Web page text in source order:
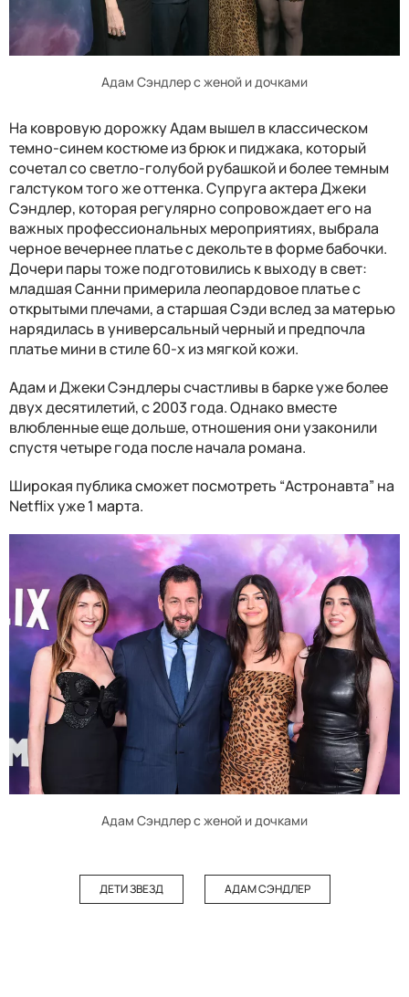
Адам Сэндлер с женой и дочками
На ковровую дорожку Адам вышел в классическом
темно-синем костюме из брюк и пиджака, который
сочетал со светло-голубой рубашкой и более темным
галстуком того же оттенка. Супруга актера Джеки
Сэндлер, которая регулярно сопровождает его на
важных профессиональных мероприятиях, выбрала
черное вечернее платье с декольте в форме бабочки.
Дочери пары тоже подготовились к выходу в свет:
младшая Санни примерила леопардовое платье с
открытыми плечами, а старшая Сэди вслед за матерью
нарядилась в универсальный черный и предпочла
платье мини в стиле 60-х из мягкой кожи.
Адам и Джеки Сэндлеры счастливы в барке уже более
двух десятилетий, с 2003 года. Однако вместе
влюбленные еще дольше, отношения они узаконили
спустя четыре года после начала романа.
Широкая публика сможет посмотреть “Астронавта” на
Netflix уже 1 марта.
Адам Сэндлер с женой и дочками
ДЕТИ ЗВЕЗД АДАМ СЭНДЛЕР